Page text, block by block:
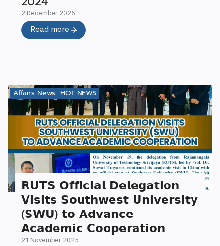
2 December 2025
Read more
Affairs News HOT NEWS
𝗥𝗨𝗧𝗦 𝗢𝗳𝗳𝗶𝗰𝗶𝗮𝗹 𝗗𝗲𝗹𝗲𝗴𝗮𝘁𝗶𝗼𝗻
𝗩𝗶𝘀𝗶𝘁𝘀 𝗦𝗼𝘂𝘁𝗵𝘄𝗲𝘀𝘁 𝗨𝗻𝗶𝘃𝗲𝗿𝘀𝗶𝘁𝘆
(𝗦𝗪𝗨) 𝘁𝗼 𝗔𝗱𝘃𝗮𝗻𝗰𝗲
𝗔𝗰𝗮𝗱𝗲𝗺𝗶𝗰 𝗖𝗼𝗼𝗽𝗲𝗿𝗮𝘁𝗶𝗼𝗻
21 November 2025